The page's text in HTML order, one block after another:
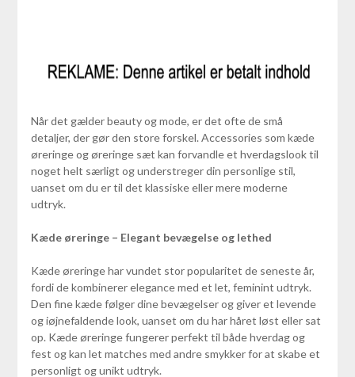
Når det gælder beauty og mode, er det ofte de små
detaljer, der gør den store forskel. Accessories som kæde
øreringe og øreringe sæt kan forvandle et hverdagslook til
noget helt særligt og understreger din personlige stil,
uanset om du er til det klassiske eller mere moderne
udtryk.
Kæde øreringe – Elegant bevægelse og lethed
Kæde øreringe har vundet stor popularitet de seneste år,
fordi de kombinerer elegance med et let, feminint udtryk.
Den fine kæde følger dine bevægelser og giver et levende
og iøjnefaldende look, uanset om du har håret løst eller sat
op. Kæde øreringe fungerer perfekt til både hverdag og
fest og kan let matches med andre smykker for at skabe et
personligt og unikt udtryk.